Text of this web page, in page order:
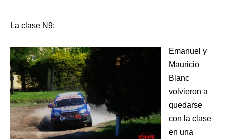
La clase N9:
Emanuel y
Mauricio
Blanc
volvieron a
quedarse
con la clase
en una